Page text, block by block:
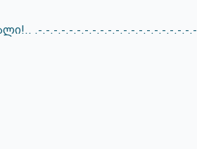
.-.-.-.-.-.-.-.-.-.-.-.-.-.-.-.-.-.-.-.-